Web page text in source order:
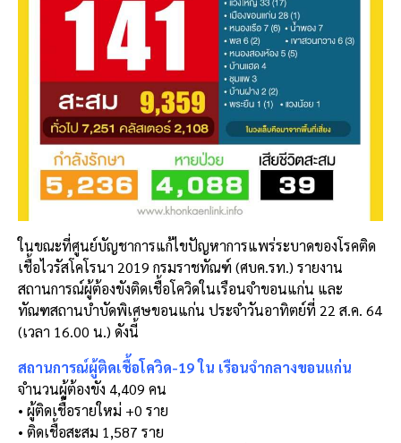
ในขณะที่ศูนย์บัญชาการแก้ไขปัญหาการแพร่ระบาดของโรคติด
เชื้อไวรัสโคโรนา 2019 กรมราชทัณฑ์ (ศบค.รท.) รายงาน
สถานการณ์ผู้ต้องขังติดเชื้อโควิดในเรือนจำขอนแก่น และ
ทัณฑสถานบำบัดพิเศษขอนแก่น ประจำวันอาทิตย์ที่ 22 ส.ค. 64
(เวลา 16.00 น.) ดังนี้
สถานการณ์ผู้ติดเชื้อโควิด-19 ใน เรือนจำกลางขอนแก่น
จำนวนผู้ต้องขัง 4,409 คน
• ผู้ติดเชื้อรายใหม่ +0 ราย
• ติดเชื้อสะสม 1,587 ราย